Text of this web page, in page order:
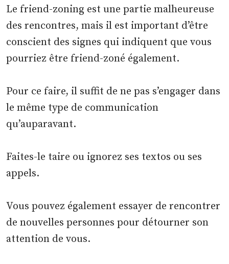
Le friend-zoning est une partie malheureuse
des rencontres, mais il est important d’être
conscient des signes qui indiquent que vous
pourriez être friend-zoné également.
Pour ce faire, il suffit de ne pas s’engager dans
le même type de communication
qu’auparavant.
Faites-le taire ou ignorez ses textos ou ses
appels.
Vous pouvez également essayer de rencontrer
de nouvelles personnes pour détourner son
attention de vous.